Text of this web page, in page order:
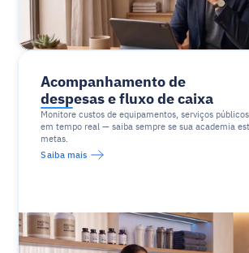
Acompanhamento de
despesas e fluxo de caixa
Monitore custos de equipamentos, serviços
em tempo real — saiba sempre se sua academia
metas.
Saiba mais